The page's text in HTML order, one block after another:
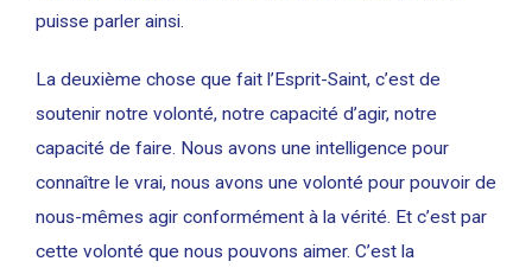
puisse parler ainsi.
La deuxième chose que fait l’Esprit-Saint, c’est de
soutenir notre volonté, notre capacité d’agir, notre
capacité de faire. Nous avons une intelligence pour
connaître le vrai, nous avons une volonté pour pouvoir de
nous-mêmes agir conformément à la vérité. Et c’est par
cette volonté que nous pouvons aimer. C’est la